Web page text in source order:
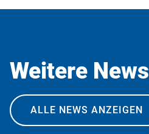
Weitere News
ALLE NEWS ANZEIGEN